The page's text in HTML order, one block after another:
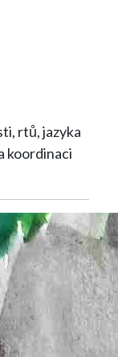
rtů, jazyka
koordinaci